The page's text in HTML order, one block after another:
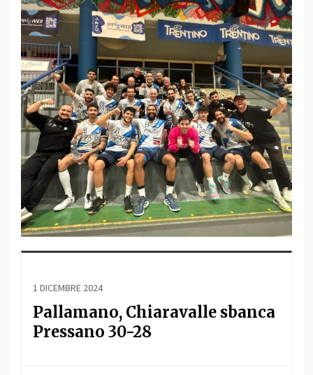
1 DICEMBRE 2024
Pallamano, Chiaravalle sbanca
Pressano 30-28